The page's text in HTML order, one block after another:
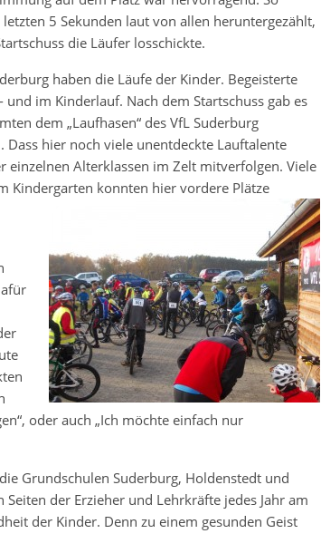
5 Sekunden laut von allen heruntergezählt,
die Läufer losschickte.
haben die Läufe der Kinder. Begeisterte
im Kinderlauf. Nach dem Startschuss gab es
dem „Laufhasen“ des VfL Suderburg
hier noch viele unentdeckte Lauftalente
Alterklassen im Zelt mitverfolgen. Viele
Kindergarten konnten hier vordere Plätze
oder auch „Ich möchte einfach nur
Grundschulen Suderburg, Holdenstedt und
der Erzieher und Lehrkräfte jedes Jahr am
der Kinder. Denn zu einem gesunden Geist